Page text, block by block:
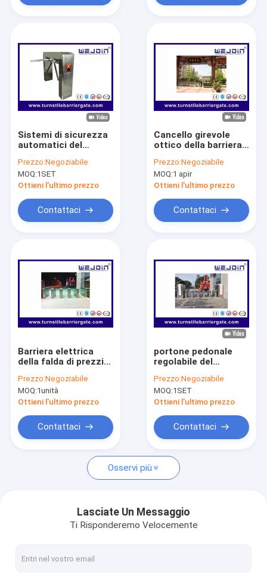
Video
Su di noi
Notizie
Casi
Parcheggio Porta Barriera
BARRIERA MOBILE AUTOMATICA
Sistemi di sicurezza
automatici del
barriera del cancello
girevole di altezza
dei semi dell'acciaio
mezzi/portone
dell'entrata
Prezzo:Negoziabile
MOQ:1SET
Ottieni l'ultimo prezzo
Contattaci
Cancello girevole
ottico della barriera
falda con l'ala di
vetro organico,
larghezza del vicolo
Prezzo:Negoziabile
MOQ:1 apir
Ottieni l'ultimo prezzo
Contattaci
Barriera elettrica
della falda di prezzi
scorrevole il portone
del cancello girevole
della falda
Prezzo:Negoziabile
MOQ:1unità
Ottieni l'ultimo prezzo
Contattaci
portone pedonale
regolabile del
dell'ala di
600mm/cancello
girevole automatico
oscillazione
Prezzo:Negoziabile
MOQ:1SET
Ottieni l'ultimo prezzo
Contattaci
Osservi più
Lasciate Un Messaggio
Ti Risponderemo Velocemente